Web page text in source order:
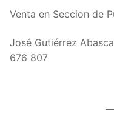
Venta en Seccion de
José Gutiérrez
676 807